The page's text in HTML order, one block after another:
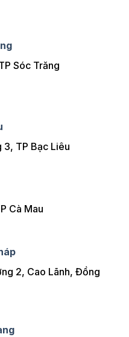
Sóc Trăng
3, TP Bạc Liêu
Cà Mau
2, Cao Lãnh, Đồng